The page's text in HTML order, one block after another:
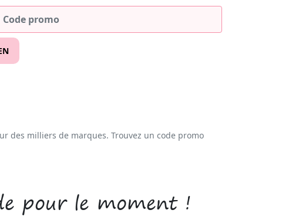
des milliers de marques. Trouvez un code promo
pour le moment !